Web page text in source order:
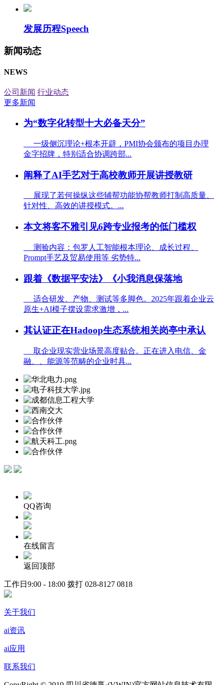
发展历程Speech
新闻动态
NEWS
公司新闻 行业动态
更多新闻
为“数字化转型十大必备天分”
一级侧沉理论+根本开辟，PMI协会颁布的项目办理
金字招牌，特别适合协调跨部...
阐释了AI手艺对于高校教师开展讲授教研
展现了若何操纵这些辅帮功能协帮教师打制高质量、
针对性、高效的讲授模式。...
本文将客不雅引见6跨专业报考的低门槛权
测验内容：包罗人工智能根本理论、成长过程、
Prompt手艺及贸易使用等 劣势特...
跟着《数据平安法》《小我消息保落地
适合研发、产物、测试等多脚色。2025年跟着企业云
原生+AI模子摆设需求激增，...
其认证正在Hadoop生态系统相关岗亭中承认
取企业现实营业场景高度贴合。正在进入电信、金
融、、能源等范畴的企业时具...
QQ咨询
在线留言
返回顶部
工作日9:00 - 18:00 拨打 028-8127 0818
关于我们
ai资讯
ai应用
联系我们